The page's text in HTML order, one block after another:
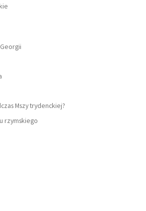
Mszy trydenckiej?
rzymskiego